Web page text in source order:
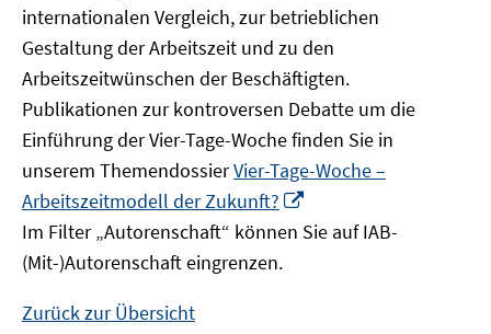
internationalen Vergleich, zur betrieblichen
Gestaltung der Arbeitszeit und zu den
Arbeitszeitwünschen der Beschäftigten.
Publikationen zur kontroversen Debatte um die
Einführung der Vier-Tage-Woche finden Sie in
unserem ThemendossierVier-Tage-Woche –
Arbeitszeitmodell der Zukunft?
neuem
Im Filter „Autorenschaft“ können Sie auf IAB-
(Mit-)Autorenschaft eingrenzen.
Zurück zur Übersicht